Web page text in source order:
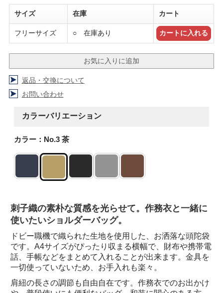
サイズ 在庫 カート
フリーサイズ ○ 在庫あり
返品・交換について
お問い合わせ
カラーバリエーション
カラー：No.3 茶
刺子織の素朴な質感を光らせて。作務衣と一緒に
使いたいショルダーバッグ。
ドビー職機で織られた生地を使用した、お洒落な頭陀袋
です。A4サイズがぴったり収まる横幅で、財布や携帯電
話、手帳などをまとめて入れることが出来ます。金具を
一切使っていないため、お手入れも楽々。
肩紐の長さの調節も自由自在です。作務衣でのお出かけ